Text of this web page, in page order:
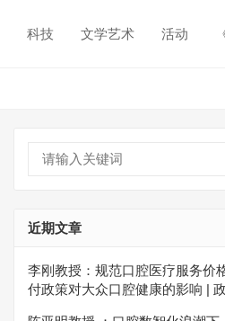
科技 文学艺术 活动
近期文章
李刚教授：规范口腔医疗服务价
付政策对大众口腔健康的影响 |